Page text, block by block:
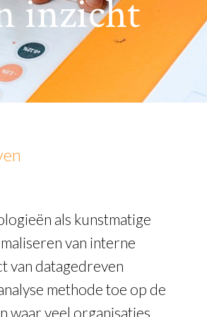
inzicht
als kunstmatige
van interne
van datagedreven
methode toe op de
waar veel organisaties